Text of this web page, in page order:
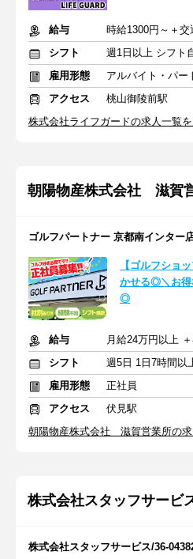
給与
時給1300円～＋交
シフト
週1日以上 シフト
雇用形態
アルバイト・パー
アクセス
桃山御陵前駅
株式会社ライフガードの求人一覧
朝陽物産株式会社 滋賀
ゴルフパートナー 京都南インター
【ゴルフショ
かせる◎＼お得
◎
給与
月給24万円以上
シフト
週5日 1日7時間以
雇用形態
正社員
アクセス
伏見駅
朝陽物産株式会社 滋賀営業所の求
株式会社スタッフサービ
株式会社スタッフサービス/36-